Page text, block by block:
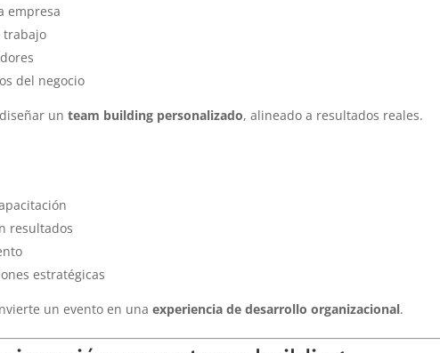
empresa
trabajo
del negocio
unteam building personalizado, alineado a resultados reales.
resultados
estratégicas
un evento en unaexperiencia de desarrollo organizacional.